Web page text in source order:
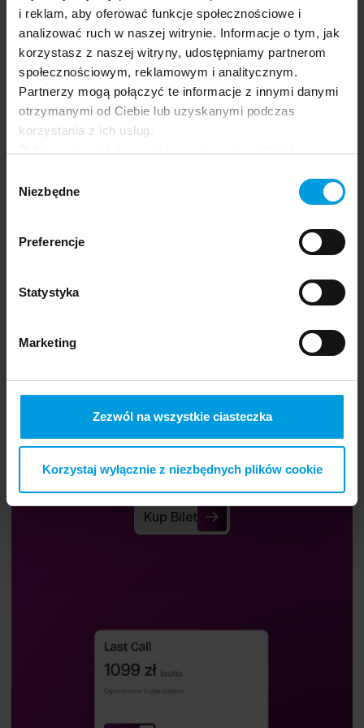
i reklam, aby oferować funkcje społecznościowe i
analizować ruch w naszej witrynie. Informacje o tym, jak
korzystasz z naszej witryny, udostępniamy partnerom
społecznościowym, reklamowym i analitycznym.
Partnerzy mogą połączyć te informacje z innymi danymi
otrzymanymi od Ciebie lub uzyskanymi podczas
korzystania z ich usług.
oferowanych na naszej stronie, w tym m.in. z
zgody
Niezbędne
Preferencje
Statystyka
Marketing
Zezwól na wszystkie ciasteczka
Korzystaj wyłącznie z niezbędnych plików cookie
Aplikacja festiwalu.
Kup bilet.
Kup bilet i weź udział w Re_Mind.
Kup Bilet
Kup Bilet